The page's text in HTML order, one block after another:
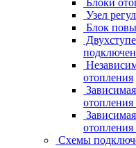
Блоки
Узел
Блок
отопления
Схемы